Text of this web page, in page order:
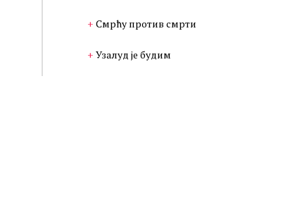
Смрћу против смрти
Узалуд је будим